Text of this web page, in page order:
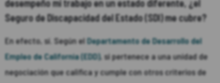
desempeño mi trabajo en un estado diferente, ¿el
Seguro de Discapacidad del Estado (SDI) me cubre?
En efecto, sí. Según elDepartamento de Desarrollo del
Empleo de California (EDD), si pertenece a una unidad de
negociación que califica y cumple con otros criterios de